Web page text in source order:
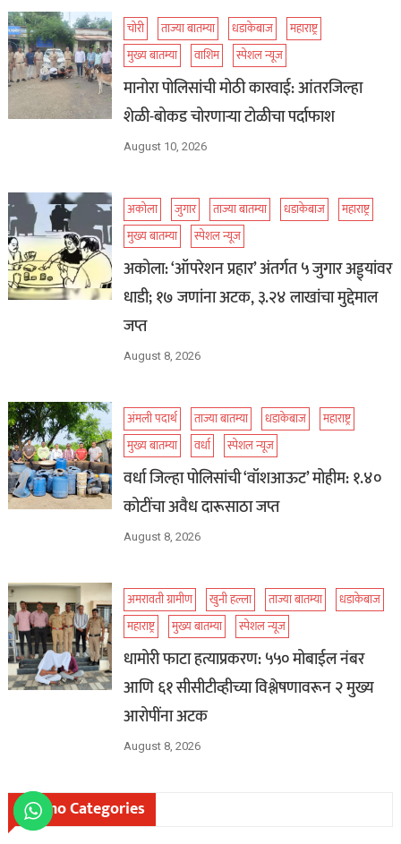
चोरी ताज्या बातम्या धडाकेबाज
महाराष्ट्र
मुख्य बातम्या
वाशिम स्पेशल न्यूज
मानोरा पोलिसांची मोठी कारवाई: आंतरजिल्हा
शेळी-बोकड चोरणाऱ्या टोळीचा पर्दाफाश
August 10, 2026
अकोला जुगार ताज्या बातम्या धडाकेबाज
महाराष्ट्र
मुख्य बातम्या
स्पेशल न्यूज
अकोला: ‘ऑपरेशन प्रहार’ अंतर्गत ५ जुगार अड्ड्यांवर
धाडी; १७ जणांना अटक, ३.२४ लाखांचा मुद्देमाल
जप्त
August 8, 2026
अंमली पदार्थ ताज्या बातम्या धडाकेबाज
महाराष्ट्र
मुख्य बातम्या
वर्धा स्पेशल न्यूज
वर्धा जिल्हा पोलिसांची ‘वॉशआऊट’ मोहीम: १.४०
कोटींचा अवैध दारूसाठा जप्त
August 8, 2026
अमरावती ग्रामीण खुनी हल्ला ताज्या बातम्या
धडाकेबाज
महाराष्ट्र
मुख्य बातम्या स्पेशल न्यूज
धामोरी फाटा हत्याप्रकरण: ५५० मोबाईल नंबर
आणि ६१ सीसीटीव्हीच्या विश्लेषणावरून २ मुख्य
आरोपींना अटक
August 8, 2026
Mismo Categories